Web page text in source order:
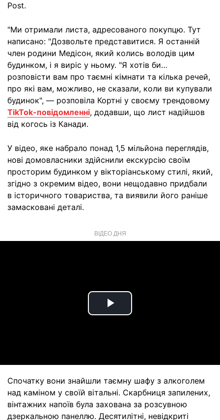
Post.
"Ми отримали листа, адресованого покупцю. Тут
написано: "Дозвольте представитися. Я останній
член родини Медісон, який колись володів цим
будинком, і я виріс у ньому. "Я хотів би…
розповісти вам про таємні кімнати та кілька речей,
про які вам, можливо, не сказали, коли ви купували
будинок", — розповіла Кортні у своєму трендовому
TikTok-повідомленні, додавши, що лист надійшов
від когось із Канади.
У відео, яке набрало понад 1,5 мільйона переглядів,
нові домовласники здійснили екскурсію своїм
просторим будинком у вікторіанському стилі, який,
згідно з окремим відео, вони нещодавно придбали
в історичного товариства, та виявили його раніше
замасковані деталі.
ВІДЕО ДНЯ
Play
Спочатку вони знайшли таємну шафу з алкоголем
над каміном у своїй вітальні. Скарбниця запилених,
вінтажних напоїв була захована за розсувною
дзеркальною панеллю. Десятилітні, невідкриті